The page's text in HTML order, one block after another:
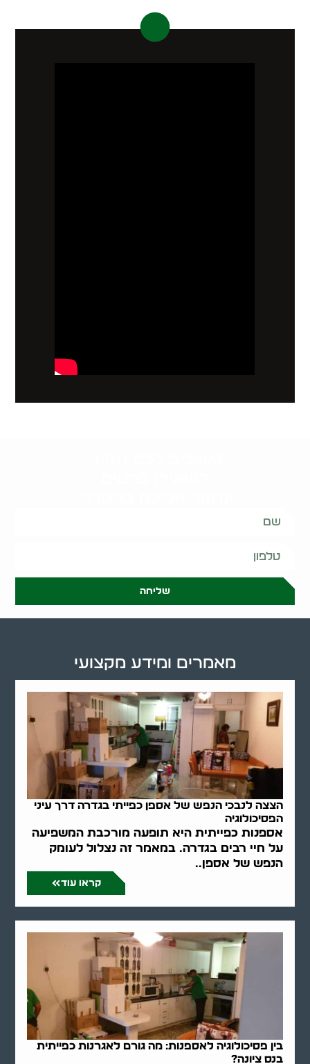
שליחה
הצצה לנבכי הנפש של אספן כפייתי בגדרה דרך עיני
הפסיכולוגיה
אספנות כפייתית היא תופעה מורכבת המשפיעה
על חיי רבים בגדרה. במאמר זה נצלול לעומק
הנפש של אספן..
קראו עוד
בין פסיכולוגיה לאספנות: מה גורם לאגרנות כפייתית
בנס ציונה?
מאמרים ומידע מקצועי